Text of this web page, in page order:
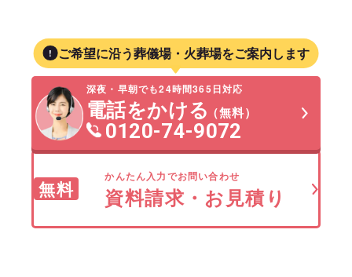
ご希望に沿う葬儀場・火葬場をご案内します
深夜・早朝でも24時間365日対応
電話をかける（無料）
0120-74-9072
無料
かんたん入力でお問い合わせ
資料請求・お見積り